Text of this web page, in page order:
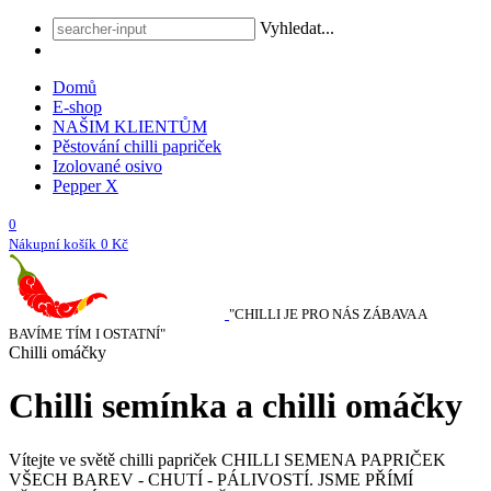
Vyhledat...
Domů
E-shop
NAŠIM KLIENTŮM
Pěstování chilli papriček
Izolované osivo
Pepper X
0
Nákupní košík 0 Kč
"CHILLI JE PRO NÁS ZÁBAVA A
BAVÍME TÍM I OSTATNÍ"
Chilli omáčky
Chilli semínka a chilli omáčky
Vítejte ve světě chilli papriček CHILLI SEMENA PAPRIČEK
VŠECH BAREV - CHUTÍ - PÁLIVOSTÍ. JSME PŘÍMÍ